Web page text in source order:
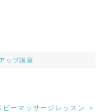
ップ講座
ビーマッサージレッスン ＞